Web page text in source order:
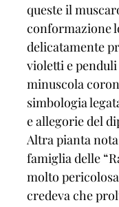
queste il
conformazione
delicatamente
violetti e
minuscola
simbologia
e allegorie del
Altra pianta
famiglia delle
molto
credeva che